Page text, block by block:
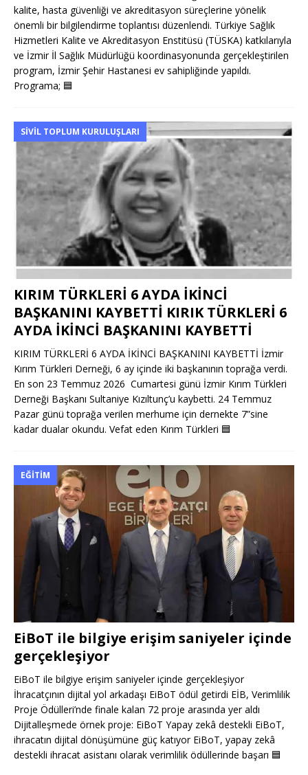
kalite, hasta güvenliği ve akreditasyon süreçlerine yönelik
önemli bir bilgilendirme toplantısı düzenlendi. Türkiye Sağlık
Hizmetleri Kalite ve Akreditasyon Enstitüsü (TÜSKA) katkılarıyla
ve İzmir İl Sağlık Müdürlüğü koordinasyonunda gerçekleştirilen
program, İzmir Şehir Hastanesi ev sahipliğinde yapıldı.
Programa; 🟦
SIVIL TOPLUM KURULUŞLARI
KIRIM TÜRKLERİ 6 AYDA İKİNCİ
BAŞKANINI KAYBETTİ KIRIK TÜRKLERİ 6
AYDA İKİNCİ BAŞKANINI KAYBETTİ
KIRIM TÜRKLERİ 6 AYDA İKİNCİ BAŞKANINI KAYBETTİ İzmir
Kırım Türkleri Derneği, 6 ay içinde iki başkanının toprağa verdi.
En son 23 Temmuz 2026 Cumartesi günü İzmir Kırım Türkleri
Derneği Başkanı Sultaniye Kızıltunç’u kaybetti. 24 Temmuz
Pazar günü toprağa verilen merhume için dernekte 7”sine
kadar dualar okundu. Vefat eden Kırım Türkleri 🟦
EĞITIM
EiBoT ile bilgiye erişim saniyeler içinde
gerçekleşiyor
EiBoT ile bilgiye erişim saniyeler içinde gerçekleşiyor
İhracatçının dijital yol arkadaşı EiBoT ödül getirdi EİB, Verimlilik
Proje Ödülleri’nde finale kalan 72 proje arasında yer aldı
Dijitalleşmede örnek proje: EiBoT Yapay zekâ destekli EiBoT,
ihracatın dijital dönüşümüne güç katıyor EiBoT, yapay zekâ
destekli ihracat asistanı olarak verimlilik ödüllerinde başarı 🟦